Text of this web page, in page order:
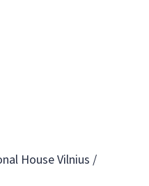
House Vilnius /